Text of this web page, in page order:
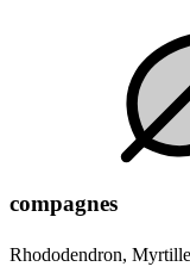
compagnes
Rhododendron,